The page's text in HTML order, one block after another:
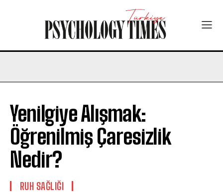
Yenilgiye Alışmak:
Öğrenilmiş Çaresizlik
Nedir?
⁠RUH SAĞLIĞI